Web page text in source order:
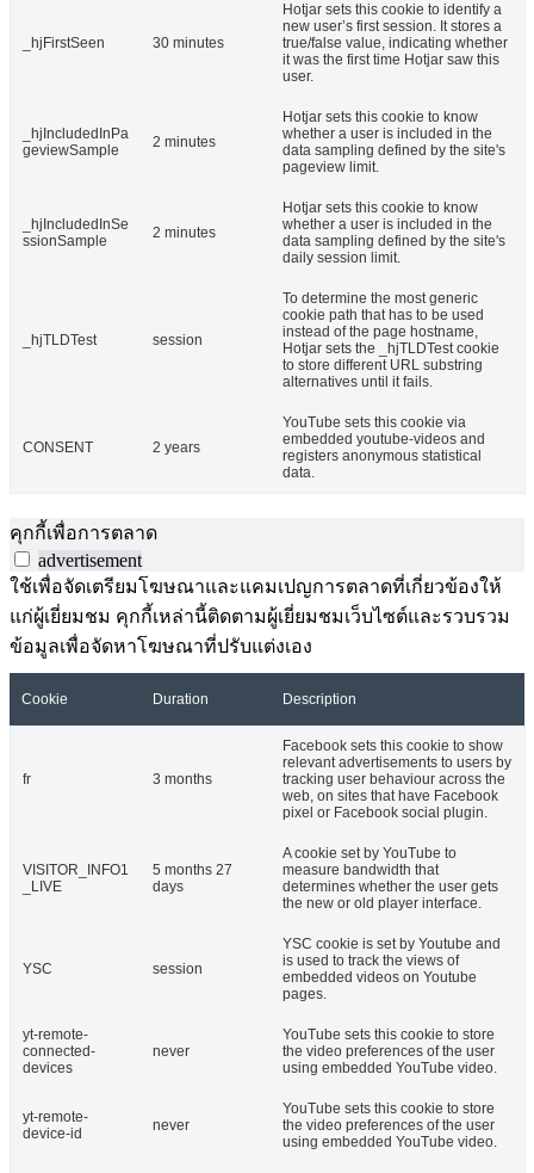
_hjFirstSeen 30 minutes
Hotjar sets this cookie to identify a
new user’s first session. It stores a
true/false value, indicating whether
it was the first time Hotjar saw this
user.
_hjIncludedInPa
geviewSample
2 minutes
Hotjar sets this cookie to know
whether a user is included in the
data sampling defined by the site's
pageview limit.
_hjIncludedInSe
ssionSample
2 minutes
Hotjar sets this cookie to know
whether a user is included in the
data sampling defined by the site's
daily session limit.
_hjTLDTest session
To determine the most generic
cookie path that has to be used
instead of the page hostname,
Hotjar sets the _hjTLDTest cookie
to store different URL substring
alternatives until it fails.
CONSENT 2 years
YouTube sets this cookie via
embedded youtube-videos and
registers anonymous statistical
data.
คุกกี้เพื่อการตลาด
advertisement
ใช้เพื่อจัดเตรียมโฆษณาและแคมเปญการตลาดที่เกี่ยวข้องให้
แก่ผู้เยี่ยมชม คุกกี้เหล่านี้ติดตามผู้เยี่ยมชมเว็บไซต์และรวบรวม
ข้อมูลเพื่อจัดหาโฆษณาที่ปรับแต่งเอง
Cookie Duration Description
fr 3 months
Facebook sets this cookie to show
relevant advertisements to users by
tracking user behaviour across the
web, on sites that have Facebook
pixel or Facebook social plugin.
VISITOR_INFO1
_LIVE
5 months 27
days
A cookie set by YouTube to
measure bandwidth that
determines whether the user gets
the new or old player interface.
YSC session
YSC cookie is set by Youtube and
is used to track the views of
embedded videos on Youtube
pages.
yt-remote-
connected-
devices
never
YouTube sets this cookie to store
the video preferences of the user
using embedded YouTube video.
yt-remote-
device-id
never
YouTube sets this cookie to store
the video preferences of the user
using embedded YouTube video.